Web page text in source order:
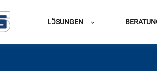
LÖSUNGEN